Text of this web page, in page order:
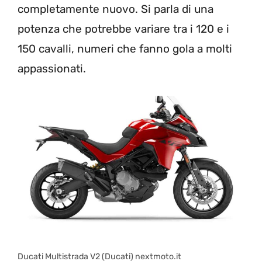
completamente nuovo. Si parla di una
potenza che potrebbe variare tra i 120 e i
150 cavalli, numeri che fanno gola a molti
appassionati.
Ducati Multistrada V2 (Ducati) nextmoto.it